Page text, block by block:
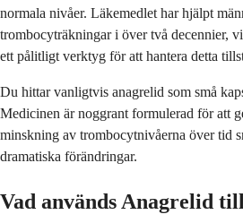
normala nivåer. Läkemedlet har hjälpt
trombocyträkningar i över två decennier,
ett pålitligt verktyg för att hantera detta
Du hittar vanligtvis anagrelid som små
Medicinen är noggrant formulerad för att
minskning av trombocytnivåerna över tid
dramatiska förändringar.
Vad används Anagrelid